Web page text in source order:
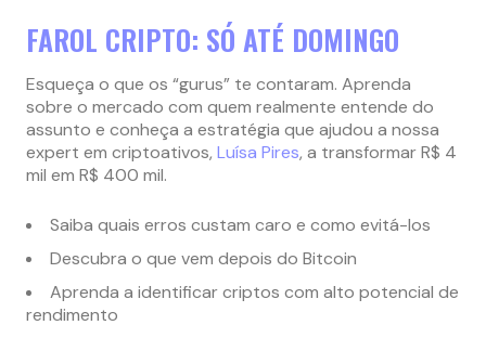
FAROL CRIPTO: SÓ ATÉ DOMINGO
Esqueça o que os “gurus” te contaram. Aprenda
sobre o mercado com quem realmente entende do
assunto e conheça a estratégia que ajudou a nossa
expert em criptoativos, Luísa Pires, a transformar R$ 4
mil em R$ 400 mil.
Saiba quais erros custam caro e como evitá-los
Descubra o que vem depois do Bitcoin
Aprenda a identificar criptos com alto potencial de
rendimento